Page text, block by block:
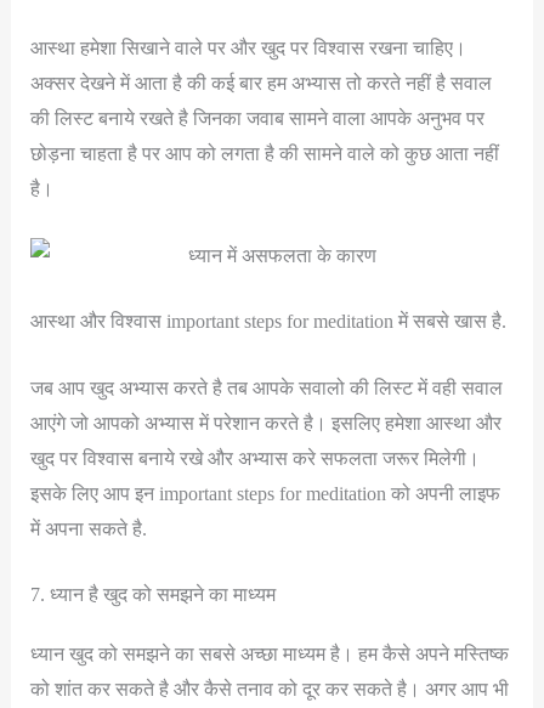
आस्था हमेशा सिखाने वाले पर और खुद पर विश्वास रखना चाहिए।
अक्सर देखने में आता है की कई बार हम अभ्यास तो करते नहीं है सवाल
की लिस्ट बनाये रखते है जिनका जवाब सामने वाला आपके अनुभव पर
छोड़ना चाहता है पर आप को लगता है की सामने वाले को कुछ आता नहीं
है।
आस्था और विश्वास important steps for meditation में सबसे खास है.
जब आप खुद अभ्यास करते है तब आपके सवालो की लिस्ट में वही सवाल
आएंगे जो आपको अभ्यास में परेशान करते है। इसलिए हमेशा आस्था और
खुद पर विश्वास बनाये रखे और अभ्यास करे सफलता जरूर मिलेगी।
इसके लिए आप इन important steps for meditation को अपनी लाइफ
में अपना सकते है.
7. ध्यान है खुद को समझने का माध्यम
ध्यान खुद को समझने का सबसे अच्छा माध्यम है। हम कैसे अपने मस्तिष्क
को शांत कर सकते है और कैसे तनाव को दूर कर सकते है। अगर आप भी